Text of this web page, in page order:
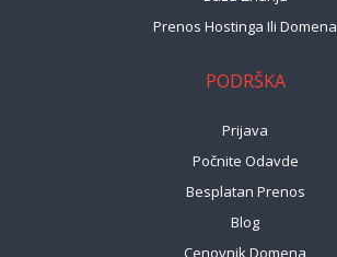
Prenos Hostinga Ili Domena
PODRŠKA
Prijava
Počnite Odavde
Besplatan Prenos
Blog
Cenovnik Domena